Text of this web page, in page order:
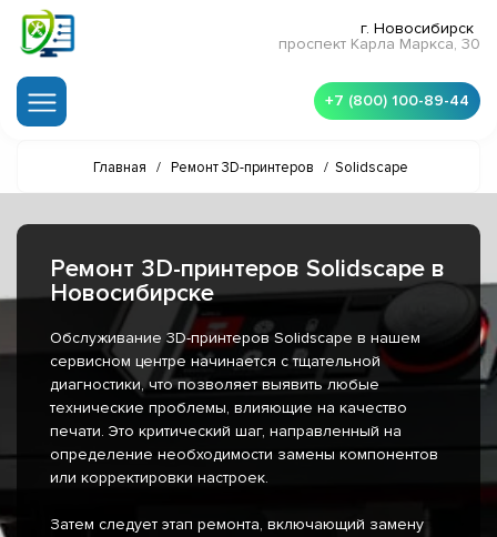
г. Новосибирск
проспект Карла Маркса, 30
+7 (800) 100-89-44
Главная / Ремонт 3D-принтеров / Solidscape
Ремонт 3D-принтеров Solidscape в
Новосибирске
Обслуживание 3D-принтеров Solidscape в нашем
сервисном центре начинается с тщательной
диагностики, что позволяет выявить любые
технические проблемы, влияющие на качество
печати. Это критический шаг, направленный на
определение необходимости замены компонентов
или корректировки настроек.
Затем следует этап ремонта, включающий замену